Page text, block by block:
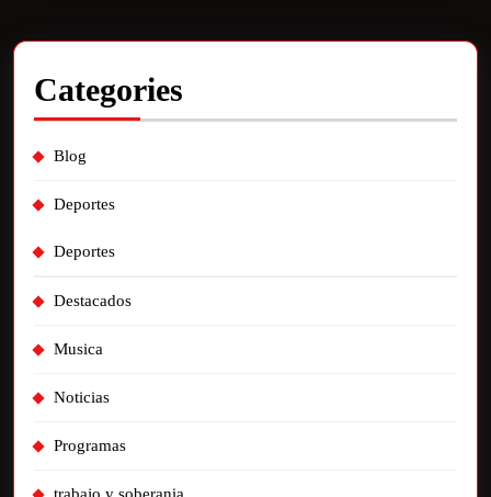
Categories
Blog
Deportes
Deportes
Destacados
Musica
Noticias
Programas